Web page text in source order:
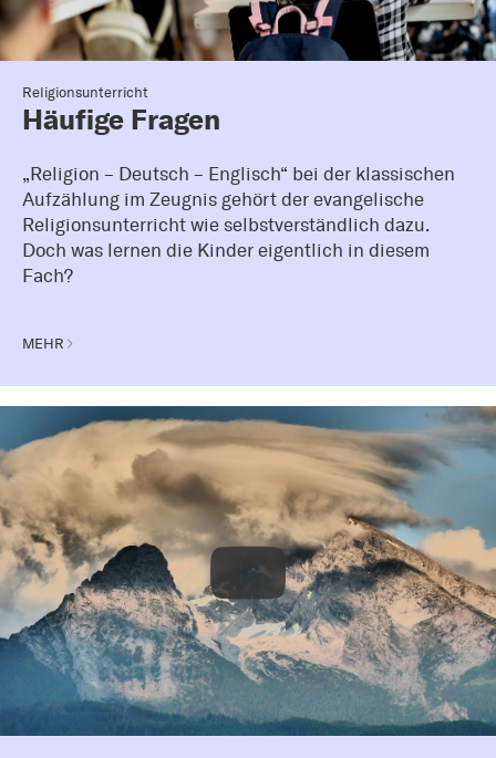
Religionsunterricht
Häufige Fragen
„Religion – Deutsch – Englisch“ bei der klassischen
Aufzählung im Zeugnis gehört der evangelische
Religionsunterricht wie selbstverständlich dazu.
Doch was lernen die Kinder eigentlich in diesem
Fach?
MEHR